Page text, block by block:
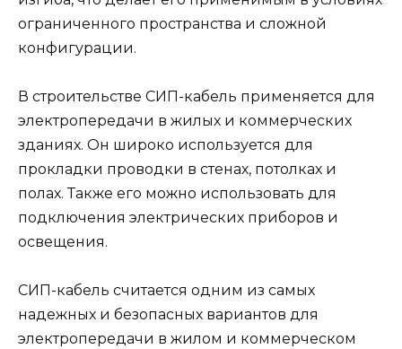
ограниченного пространства и сложной
конфигурации.
В строительстве СИП-кабель применяется для
электропередачи в жилых и коммерческих
зданиях. Он широко используется для
прокладки проводки в стенах, потолках и
полах. Также его можно использовать для
подключения электрических приборов и
освещения.
СИП-кабель считается одним из самых
надежных и безопасных вариантов для
электропередачи в жилом и коммерческом